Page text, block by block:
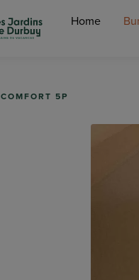
Home
COMFORT 5P